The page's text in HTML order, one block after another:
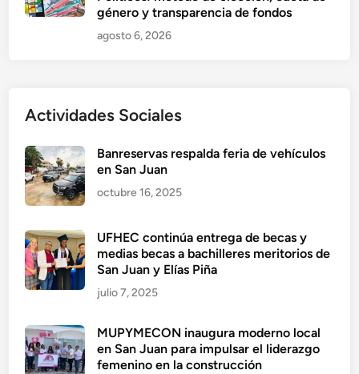
género y transparencia de fondos
agosto 6, 2026
Actividades Sociales
Banreservas respalda feria de vehículos
en San Juan
octubre 16, 2025
UFHEC continúa entrega de becas y
medias becas a bachilleres meritorios de
San Juan y Elías Piña
julio 7, 2025
MUPYMECON inaugura moderno local
en San Juan para impulsar el liderazgo
femenino en la construcción